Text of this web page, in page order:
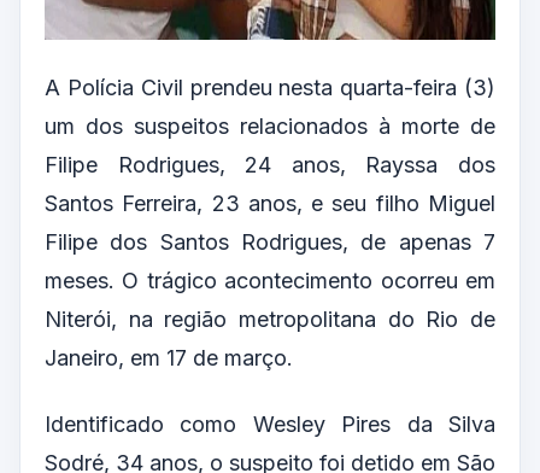
A Polícia Civil prendeu nesta quarta-feira (3)
um dos suspeitos relacionados à morte de
Filipe Rodrigues, 24 anos, Rayssa dos
Santos Ferreira, 23 anos, e seu filho Miguel
Filipe dos Santos Rodrigues, de apenas 7
meses. O trágico acontecimento ocorreu em
Niterói, na região metropolitana do Rio de
Janeiro, em 17 de março.
Identificado como Wesley Pires da Silva
Sodré, 34 anos, o suspeito foi detido em São